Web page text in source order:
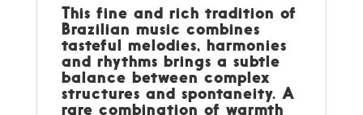
This fine and rich tradition of
Brazilian music combines
tasteful melodies, harmonies
and rhythms brings a subtle
balance between complex
structures and spontaneity. A
rare combination of warmth